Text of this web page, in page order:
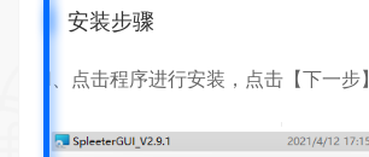
安装步骤
1、点击程序进行安装，点击【下一步】